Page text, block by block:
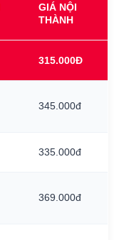
GIÁ NỘI
THÀNH
315.000Đ
345.000đ
335.000đ
369.000đ